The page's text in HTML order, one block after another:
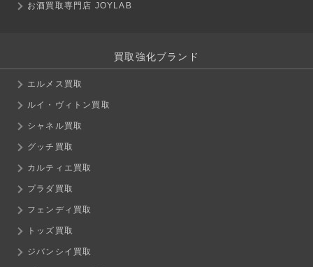
お酒買取専門店 JOYLAB
買取強化ブランド
エルメス買取
ルイ・ヴィトン買取
シャネル買取
グッチ買取
カルティエ買取
プラダ買取
フェンディ買取
トッズ買取
ジバンシイ買取